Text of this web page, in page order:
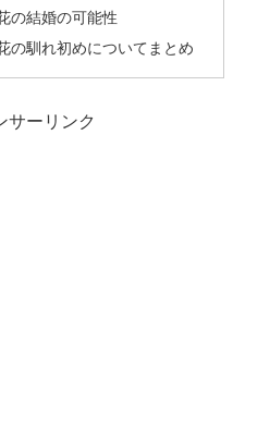
の結婚の可能性
の馴れ初めについてまとめ
サーリンク